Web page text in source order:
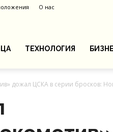
О нас
ТЕХНОЛОГИЯ
дожал ЦСКА в серии бросков: